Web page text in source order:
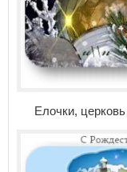
Елочки,